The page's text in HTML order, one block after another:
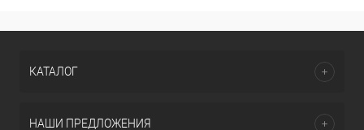
КАТАЛОГ
НАШИ ПРЕДЛОЖЕНИЯ